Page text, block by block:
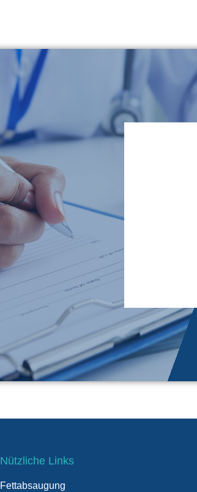
Nützliche Links
Fettabsaugung